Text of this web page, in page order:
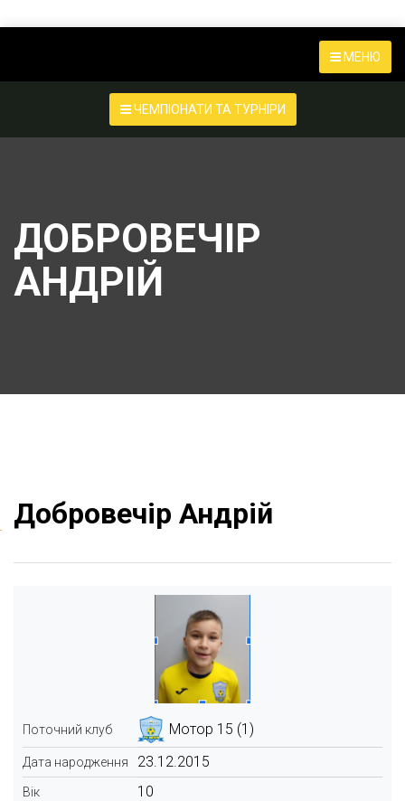
МЕНЮ
ЧЕМПІОНАТИ ТА ТУРНІРИ
ДОБРОВЕЧІР
АНДРІЙ
Добровечір Андрій
Поточний клуб Мотор 15 (1)
Дата народження 23.12.2015
Вік 10